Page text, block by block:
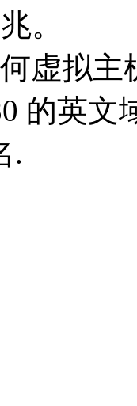
。
虚拟主
的英文
.